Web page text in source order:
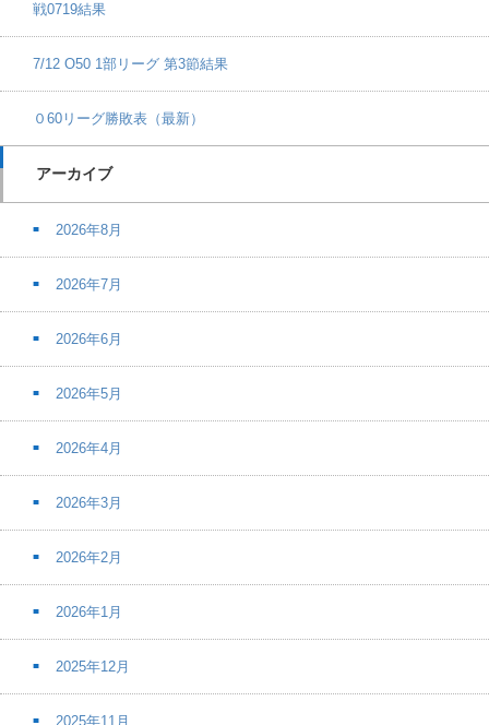
戦0719結果
7/12 O50 1部リーグ 第3節結果
０60リーグ勝敗表（最新）
アーカイブ
2026年8月
2026年7月
2026年6月
2026年5月
2026年4月
2026年3月
2026年2月
2026年1月
2025年12月
2025年11月